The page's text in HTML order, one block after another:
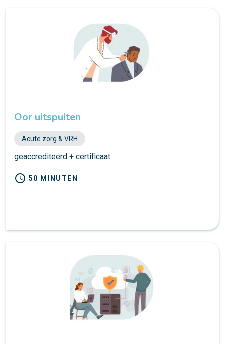
Oor uitspuiten
Acute zorg & VRH
geaccrediteerd + certificaat
schedule 50 MINUTEN